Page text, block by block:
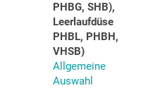
PHBG, SHB),
Leerlaufdüse
PHBL, PHBH,
VHSB)
Allgemeine
Auswahl